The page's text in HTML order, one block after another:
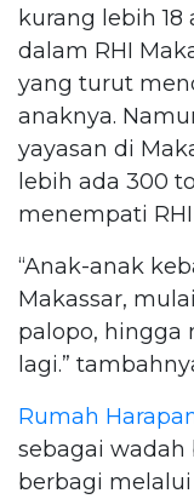
kurang lebih
dalam RHI
yang turut
anaknya.
yayasan di
lebih ada 300
menempati
“Anak-anak
Makassar,
palopo, hingga
lagi.”
Rumah
sebagai wadah
berbagi